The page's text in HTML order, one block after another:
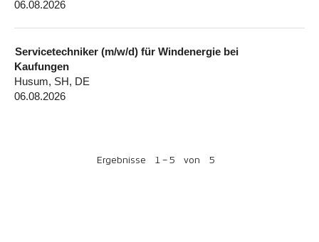
06.08.2026
Servicetechniker (m/w/d) für Windenergie bei
Kaufungen
Husum, SH, DE
06.08.2026
Ergebnisse 1 – 5 von 5